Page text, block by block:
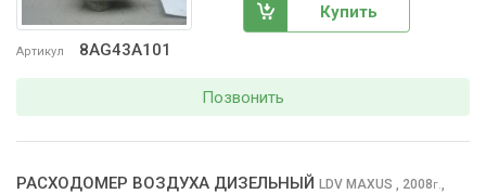
Артикул 8AG43A101
Купить
Позвонить
РАСХОДОМЕР ВОЗДУХА ДИЗЕЛЬНЫЙ LDV MAXUS , 2008г.,